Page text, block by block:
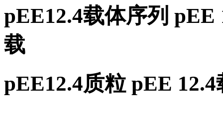
pEE12.4载体序列
载
pEE12.4质粒 pEE